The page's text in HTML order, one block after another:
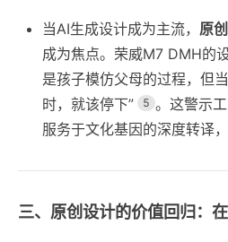
当AI生成设计成为主流， 原
成为焦点。荣威M7 DMH的
是孩子模仿父母的过程，但
时，就该停下”
5 。这警示
服务于文化基因的深度转译
三、原创设计的价值回归：